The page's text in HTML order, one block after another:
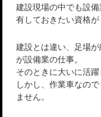
建設現場の中でも設
有しておきたい資格が
建設とは違い、足場
が設備業の仕事。
そのときに大いに活
しかし、作業車なの
ません。